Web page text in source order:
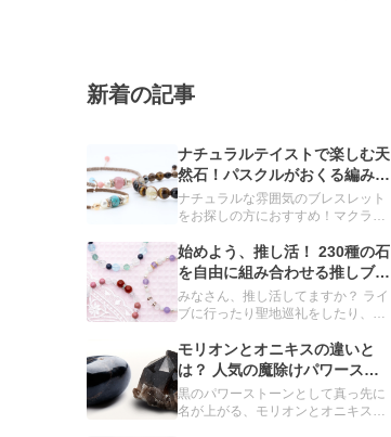
新着の記事
ナチュラルテイストで楽しむ天
然石！パスクルがおくる編みブ
レスレット
ナチュラルな雰囲気のブレスレット
をお探しの方におすすめ！マクラメ
ットをご紹介します。
始めよう、推し活！ 230種の石
を自由に組み合わせる推しブレ
スレット
みなさん、推し活してますか？ ライ
ブに行ったり聖地巡礼をしたり、毎
ッズ集めもその一環です。 実は、パ
スクルのオーダーメイドでも、推し
ブレスレットを簡単につくることが
できるんです。
モリオンとオニキスの違いと
は？ 人気の魔除けパワースト
ーンを深掘り
黒のパワーストーンとして真っ先に
名が上がる、モリオンとオニキス。